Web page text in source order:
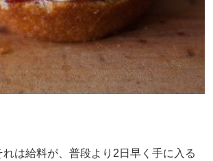
は給料が、普段より2日早く手に入る